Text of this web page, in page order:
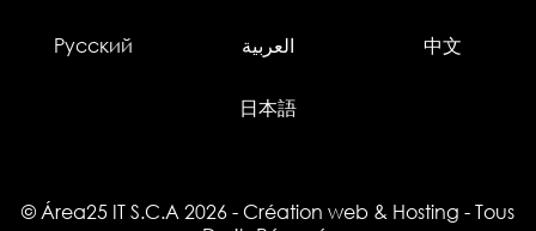
Русский العربية 中文
日本語
© Área25 IT S.C.A 2026 - Création web & Hosting - Tous